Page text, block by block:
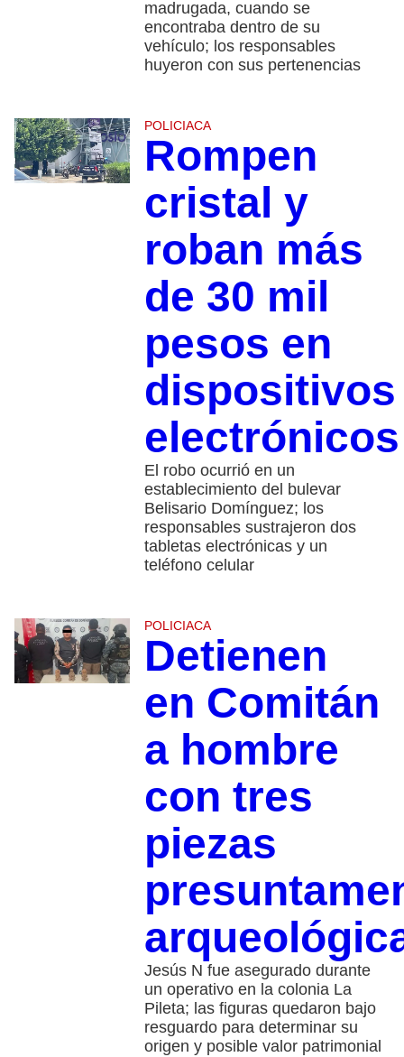
madrugada, cuando se
encontraba dentro de su
vehículo; los responsables
huyeron con sus pertenencias
POLICIACA
Rompen
cristal y
roban más
de 30 mil
pesos en
dispositivos
electrónicos
El robo ocurrió en un
establecimiento del bulevar
Belisario Domínguez; los
responsables sustrajeron dos
tabletas electrónicas y un
teléfono celular
POLICIACA
Detienen
en Comitán
a hombre
con tres
piezas
Jesús N fue asegurado durante
un operativo en la colonia La
Pileta; las figuras quedaron bajo
resguardo para determinar su
origen y posible valor patrimonial